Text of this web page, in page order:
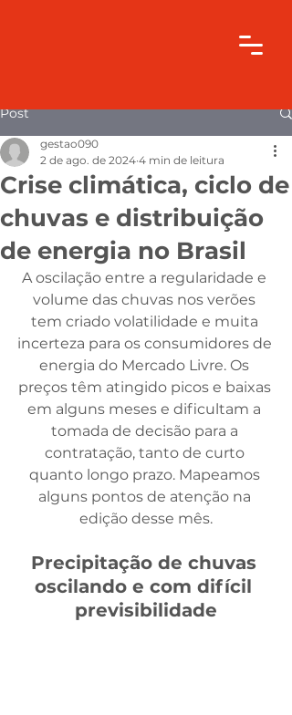
Post
Crise climática, ciclo de
chuvas e distribuição
de energia no Brasil
gestao090
2 de ago. de 2024 4 min de leitura
A oscilação entre a regularidade e
volume das chuvas nos verões
tem criado volatilidade e muita
incerteza para os consumidores de
energia do Mercado Livre. Os
preços têm atingido picos e baixas
em alguns meses e dificultam a
tomada de decisão para a
contratação, tanto de curto
quanto longo prazo. Mapeamos
alguns pontos de atenção na
edição desse mês.
Precipitação de chuvas
oscilando e com difícil
previsibilidade